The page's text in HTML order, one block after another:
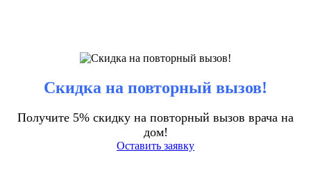
Скидка на повторный вызов!
Получите 5% скидку на повторный вызов врача на
дом!
Оставить заявку